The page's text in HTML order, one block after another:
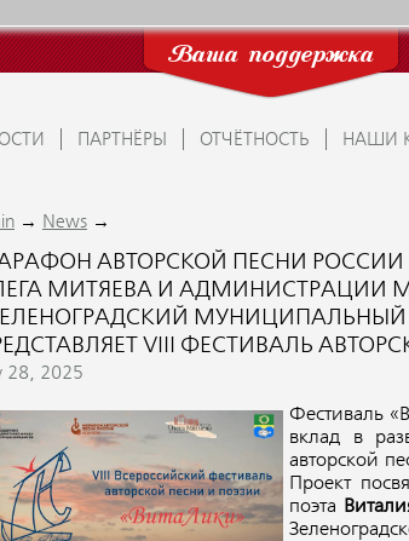
Ваша поддержка
ПАРТНЁРЫ ОТЧЁТНОСТЬ НАШИ
→ News →
АВТОРСКОЙ ПЕСНИ
МИТЯЕВА И АДМИНИСТРАЦИИ
VIII ФЕСТИВАЛЬ
28, 2025
Фестиваль
вклад в
авторской
Проект
поэта